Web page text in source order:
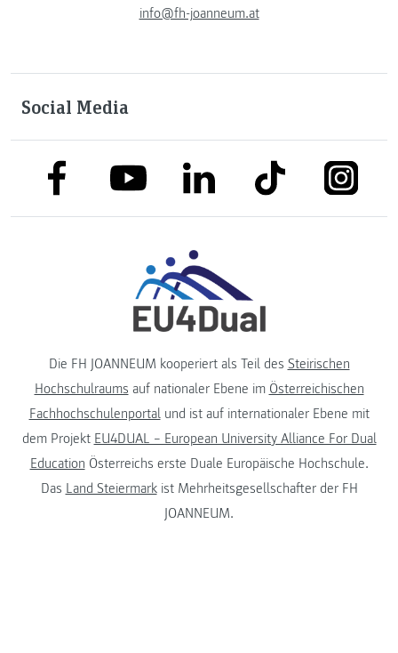
info@fh-joanneum.at
Social Media
link to facebooklink to youtubelink to linkedinlink to tiktok
Die FH JOANNEUM kooperiert als Teil des Steirischen
Hochschulraums auf nationaler Ebene im Österreichischen
Fachhochschulenportalund ist auf internationaler Ebene mit
dem Projekt EU4DUAL – European University Alliance For Dual
Education Österreichs erste Duale Europäische Hochschule.
Das Land Steiermarkist Mehrheitsgesellschafter der FH
JOANNEUM.